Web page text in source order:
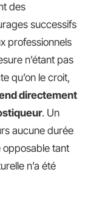
des
successifs
professionnels
n’étant pas
qu’on le croit,
directement
. Un
aucune durée
opposable tant
n’a été